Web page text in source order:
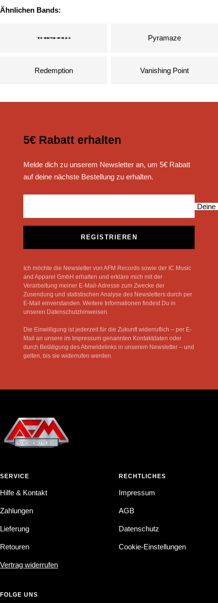
Ähnlichen Bands:
Pyramaze
Redemption Vanishing Point
5€ Rabatt erhalten
Melde dich zu unserem Newsletter an, um 5€ Rabatt
auf deine nächste Bestellung zu erhalten.
Deine
REGISTRIEREN
Ich möchte die Newsletter von AFM Records sowie der IC Music
and Apparel GmbH erhalten und erkläre mich mit der
Verarbeitung meiner E-Mail-Adresse zum Zwecke der
Zusendung und statistischen Analyse des Newsletters durch per
E-Mail einverstanden. Weitere Informationen findest Du in
unseren Datenschutzhinweisen.
Die Einwilligung ist jederzeit für die Zukunft widerruflich – per E-
Mail an unsere im Impressum genannten Kontaktdaten oder
durch Betätigung des Abmeldelinks in unserem Newsletter – und
gelten, bis sie widerrufen werden.
SERVICE
Hilfe & Kontakt
Zahlungen
Lieferung
Retouren
Vertrag widerrufen
RECHTLICHES
Impressum
AGB
Datenschutz
Cookie-Einstellungen
FOLGE UNS